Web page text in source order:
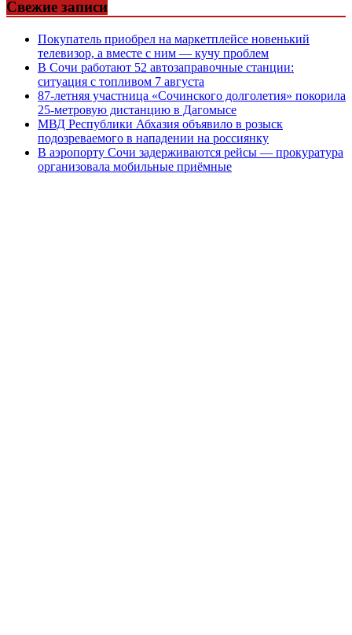
Свежие записи
Покупатель приобрел на маркетплейсе новенький
телевизор, а вместе с ним — кучу проблем
В Сочи работают 52 автозаправочные станции:
ситуация с топливом 7 августа
87-летняя участница «Сочинского долголетия» покорила
25-метровую дистанцию в Дагомысе
МВД Республики Абхазия объявило в розыск
подозреваемого в нападении на россиянку
В аэропорту Сочи задерживаются рейсы — прокуратура
организовала мобильные приёмные